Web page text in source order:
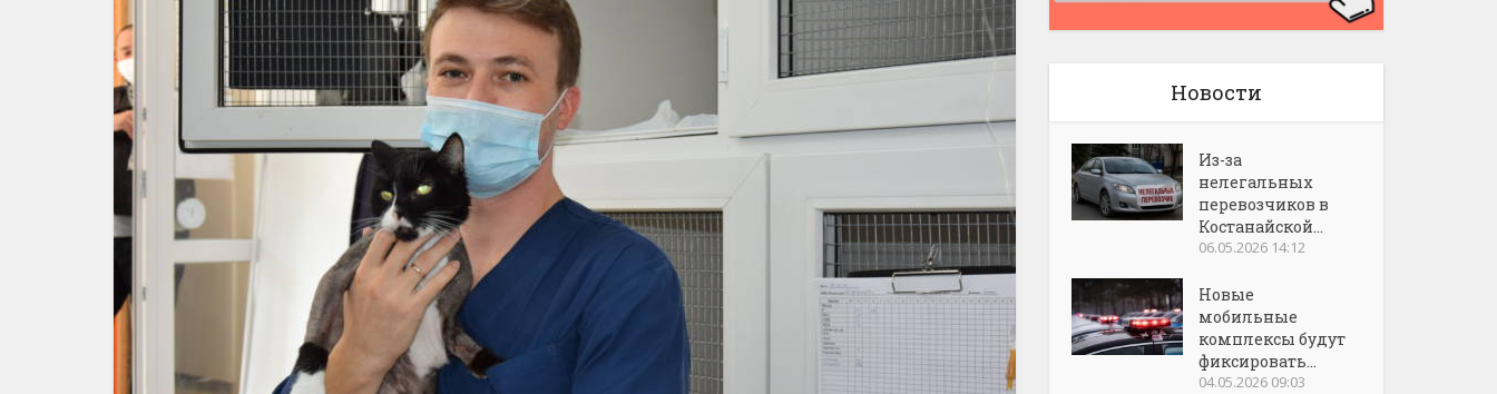
Новости
Из-за
нелегальных
перевозчиков в
Костанайской...
06.05.2026 14:12
Новые
мобильные
комплексы будут
фиксировать...
04.05.2026 09:03